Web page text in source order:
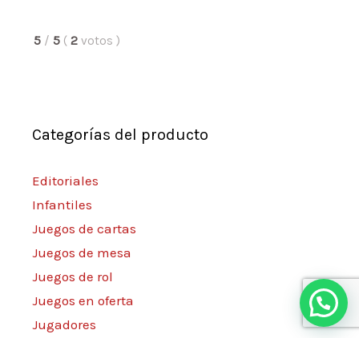
5 / 5 ( 2 votos )
Categorías del producto
Editoriales
Infantiles
Juegos de cartas
Juegos de mesa
Juegos de rol
Juegos en oferta
Jugadores